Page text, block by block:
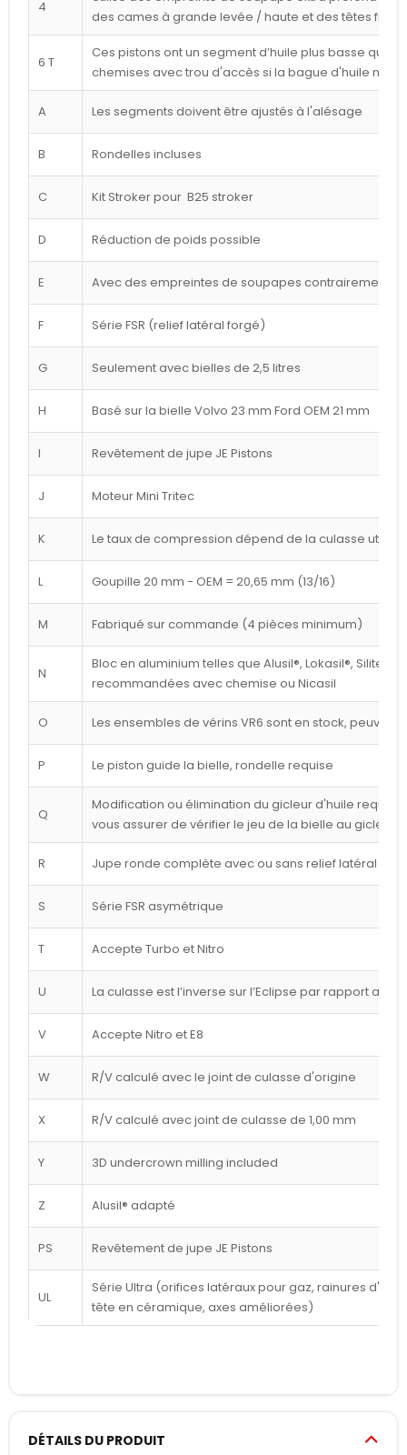
4
des cames à grande levée / haute et des têtes
6 T
Ces pistons ont un segment d’huile plus basse que
chemises avec trou d'accès si la bague d'huile
A Les segments doivent être ajustés à l'alésage
B Rondelles incluses
C Kit Stroker pour B25 stroker
D Réduction de poids possible
E Avec des empreintes de soupapes contrairement à
F Série FSR (relief latéral forgé)
G Seulement avec bielles de 2,5 litres
H Basé sur la bielle Volvo 23 mm Ford OEM 21 mm
I Revêtement de jupe JE Pistons
J Moteur Mini Tritec
K Le taux de compression dépend de la culasse
L Goupille 20 mm - OEM = 20,65 mm (13/16)
M Fabriqué sur commande (4 pièces minimum)
N
Bloc en aluminium telles que Alusil®, Lokasil®, Silitec®,
recommandées avec chemise ou Nicasil
O Les ensembles de vérins VR6 sont en stock, peuvent
P Le piston guide la bielle, rondelle requise
Q
Modification ou élimination du gicleur d'huile
vous assurer de vérifier le jeu de la bielle au gicleur
R Jupe ronde complète avec ou sans relief latéral
S Série FSR asymétrique
T Accepte Turbo et Nitro
U La culasse est l’inverse sur l’Eclipse par rapport au
V Accepte Nitro et E8
W R/V calculé avec le joint de culasse d'origine
X R/V calculé avec joint de culasse de 1,00 mm
Y 3D undercrown milling included
Z Alusil® adapté
PS Revêtement de jupe JE Pistons
UL
Série Ultra (orifices latéraux pour gaz, rainures
tête en céramique, axes améliorées)
DÉTAILS DU PRODUIT